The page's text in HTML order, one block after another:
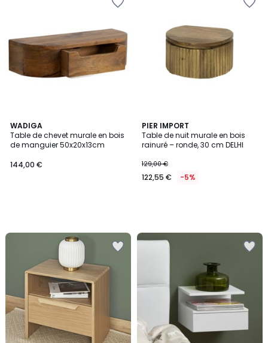
WADIGA
Table de chevet murale en bois
de manguier 50x20x13cm
144,00 €
PIER IMPORT
Table de nuit murale en bois
rainuré – ronde, 30 cm DELHI
129,00 €
122,55 € -5%